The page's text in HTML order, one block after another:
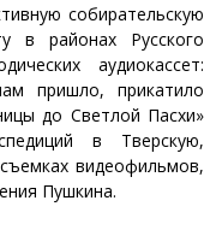
собирательскую
в районах Русского
аудиокассет:
пришло, прикатило
до Светлой Пасхи»
в Тверскую,
видеофильмов,
Пушкина.